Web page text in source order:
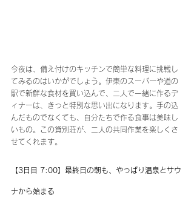
今夜は、備え付けのキッチンで簡単な料理に挑戦し
てみるのはいかがでしょう。伊東のスーパーや道の
駅で新鮮な食材を買い込んで、二人で一緒に作るデ
ィナーは、きっと特別な思い出になります。手の込
んだものでなくても、自分たちで作る食事は美味し
いもの。この貸別荘が、二人の共同作業を楽しくさ
せてくれます。
【3日目 7:00】最終日の朝も、やっぱり温泉とサウ
ナから始まる